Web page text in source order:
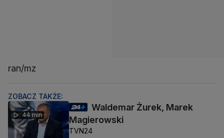
ran/mz
ZOBACZ TAKŻE:
44 min
Waldemar Żurek, Marek
Magierowski
TVN24